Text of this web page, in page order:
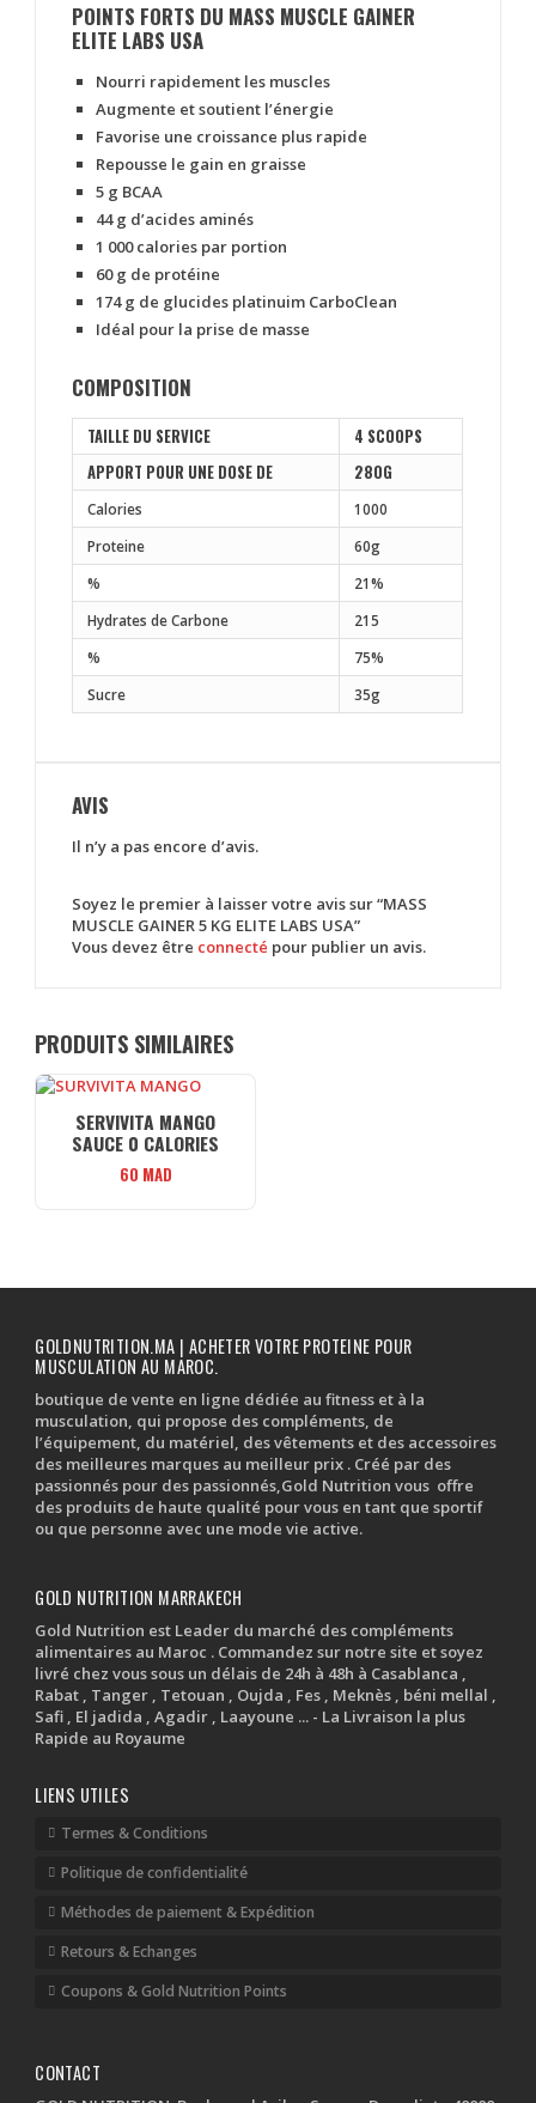
POINTS FORTS DU MASS MUSCLE GAINER
ELITE LABS USA
Nourri rapidement les muscles
Augmente et soutient l’énergie
Favorise une croissance plus rapide
Repousse le gain en graisse
5 g BCAA
44 g d’acides aminés
1 000 calories par portion
60 g de protéine
174 g de glucides platinuim CarboClean
Idéal pour la prise de masse
COMPOSITION
TAILLE DU SERVICE
4 SCOOPS
APPORT POUR UNE DOSE DE
280G
Calories
1000
Proteine
60g
%
21%
Hydrates de Carbone
215
%
75%
Sucre
35g
AVIS
Il n’y a pas encore d’avis.
Soyez le premier à laisser votre avis sur “MASS
MUSCLE GAINER 5 KG ELITE LABS USA”
Vous devez être connecté pour publier un avis.
PRODUITS SIMILAIRES
SERVIVITA MANGO
SAUCE 0 CALORIES
60 MAD
GOLDNUTRITION.MA | ACHETER VOTRE PROTEINE POUR
MUSCULATION AU MAROC.
boutique de vente en ligne dédiée au fitness et à la
musculation, qui propose des compléments, de
l’équipement, du matériel, des vêtements et des accessoires
des meilleures marques au meilleur prix . Créé par des
passionnés pour des passionnés,Gold Nutrition vous offre
des produits de haute qualité pour vous en tant que sportif
ou que personne avec une mode vie active.
GOLD NUTRITION MARRAKECH
Gold Nutrition est Leader du marché des compléments
alimentaires au Maroc . Commandez sur notre site et soyez
livré chez vous sous un délais de 24h à 48h à Casablanca ,
Rabat , Tanger , Tetouan , Oujda , Fes , Meknès , béni mellal ,
Safi , El jadida , Agadir , Laayoune ... - La Livraison la plus
Rapide au Royaume
LIENS UTILES
Termes & Conditions
Politique de confidentialité
Méthodes de paiement & Expédition
Retours & Echanges
Coupons & Gold Nutrition Points
CONTACT